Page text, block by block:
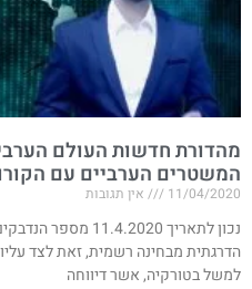
מהדורת חדשות העולם
המשטרים הערביים עם
11/04/2020 אין תגובות
נכון לתאריך
הדרגתית מבחינה רשמית, זאת לצד
למשל בטורקיה, אשר דיווחה